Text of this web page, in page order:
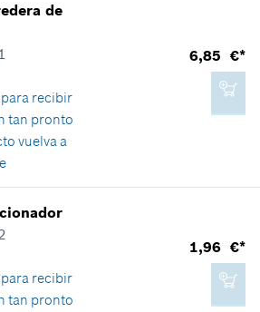
de precio del fabricante no
IVA
a cesta de la compra
:13
recambios
de una pieza
de precio del fabricante no
IVA
a cesta de la compra
de
recibir
tan pronto
vuelva a
6,85 €*
:21
recambios
de una pieza
recibir
tan pronto
1,96 €*